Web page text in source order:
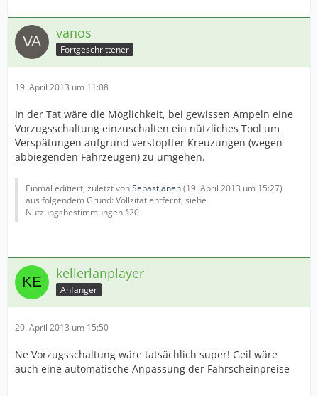
vanos
Fortgeschrittener
19. April 2013 um 11:08
In der Tat wäre die Möglichkeit, bei gewissen Ampeln eine
Vorzugsschaltung einzuschalten ein nützliches Tool um
Verspätungen aufgrund verstopfter Kreuzungen (wegen
abbiegenden Fahrzeugen) zu umgehen.
Einmal editiert, zuletzt vonSebastianeh(19. April 2013 um 15:27)
aus folgendem Grund: Vollzitat entfernt, siehe
Nutzungsbestimmungen §20
kellerlanplayer
Anfänger
20. April 2013 um 15:50
Ne Vorzugsschaltung wäre tatsächlich super! Geil wäre
auch eine automatische Anpassung der Fahrscheinpreise